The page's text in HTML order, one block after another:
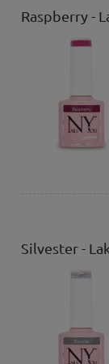
Raspberry -
Silvester -